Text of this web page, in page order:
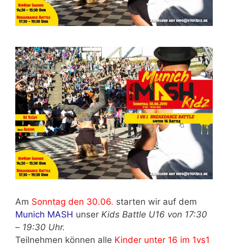
Am Sonntag den 30.06. starten wir auf dem
Munich MASH unser Kids Battle U16 von 17:30
– 19:30 Uhr.
Teilnehmen können alle Kinder unter 16 im 1vs1